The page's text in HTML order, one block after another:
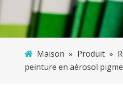
Maison » Produit »
peinture en aérosol